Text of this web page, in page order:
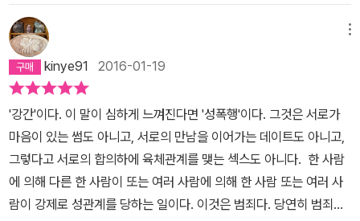
대처할지 명확하고 분명하게 제시하고 있다는 점이다. 특히 경찰과
법원, 대학에 대해 권고하는 부분에서는 눈여겨볼 대목들이 많다. 가
령 "대학이 해야 할 10가지 수행 목록" 등은 현재 한국의 대학들도 반
드시 귀 기울 부분들이다. 또한 피해자가 딸이나 아내나 동료 혹은 가
까운 학교 친구 등 가까운 사이일 때 생존자를 지원하고 돕는 방법에
대해서도 친절하고도, 상세히 설명하고 있다. 물론 여성들에게 피해
예방과 사후 대처 방법도 연구조사에 근거해 제시한다. 그러나 이 책
은 여성 독자들이 주로 읽을 것을 염두에 두고 쓴 책이 아니다. 남성들
스스로 성찰과 변화하기 위한 <좋은 변화를 위한 11가지 지침>이 실
그럴 수 있을 거라는 걱정까지, 이 여자들은 대체 어떤 삶을 살아온 것
인가. 어느 곳에서나 권력을 쥐고 있는 대부분의 사람들이 남자라는
것이 너무 씁쓸했다. 게다가 그 권력으로 약자인 여자를 눌러서 자신
이 위치한 곳까지 올라오지도 못하게 하고 있다는 사실, 그렇게 자기
들끼리의 권력을 단단하게 유지하고 있다는 사실은 지나치게 절망적
이다. 나이가 적든 많든, 한국이든 미국이든, 남자들은, 그들이 가진
신체적인 힘과, 그들이 가진 유명세와, 그들이 가진 이름과, 그들이 차
지한 자리를 어떻게든 여자를 압박하고 꼼짝 못하게 하는데 쓰고 있
다. 아는 이에게 강간을 당한 애비는 이렇게 말한다. '그 남자를 때리
거나 더 적극적인 대응을 하는 건 생각도 못했어요. 나는 '착한 여
kinye91 2016-01-19
'강간'이다. 이 말이 심하게 느껴진다면 '성폭행'이다. 그것은 서로가
마음이 있는 썸도 아니고, 서로의 만남을 이어가는 데이트도 아니고,
그렇다고 서로의 합의하에 육체관계를 맺는 섹스도 아니다. 한 사람
에 의해 다른 한 사람이 또는 여러 사람에 의해 한 사람 또는 여러 사
람이 강제로 성관계를 당하는 일이다. 이것은 범죄다. 당연히 범죄인